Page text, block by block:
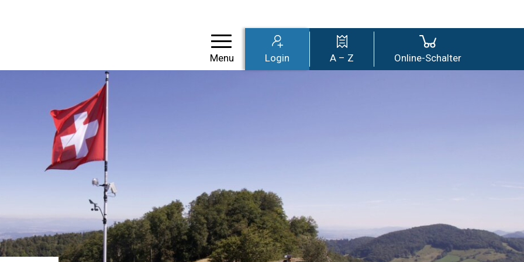
Mümliswil-Ramiswil
Menu Login A – Z Online-Schalter